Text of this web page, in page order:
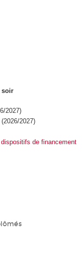
2027)
2027)
de financement